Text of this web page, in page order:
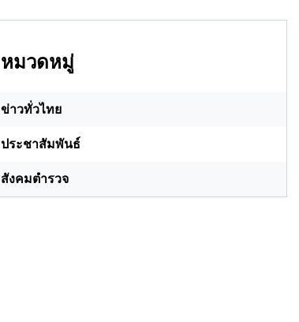
หมวดหมู่
ข่าวทั่วไทย
ประชาสัมพันธ์
สังคมตำรวจ